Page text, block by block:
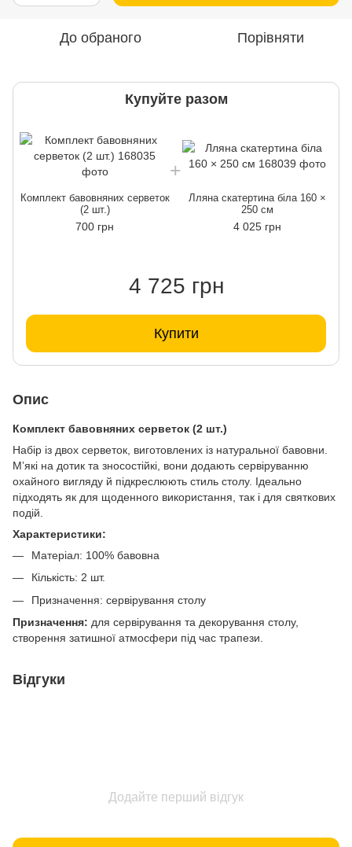
До обраного Порівняти
Купуйте разом
Комплект бавовняних серветок
(2 шт.)
700 грн
Лляна скатертина біла 160 ×
250 см
4 025 грн
4 725 грн
Купити
Опис
Комплект бавовняних серветок (2 шт.)
Набір із двох серветок, виготовлених із натуральної бавовни.
М’які на дотик та зносостійкі, вони додають сервіруванню
охайного вигляду й підкреслюють стиль столу. Ідеально
підходять як для щоденного використання, так і для святкових
подій.
Характеристики:
Матеріал: 100% бавовна
Кількість: 2 шт.
Призначення: сервірування столу
Призначення: для сервірування та декорування столу,
створення затишної атмосфери під час трапези.
Відгуки
Додайте перший відгук